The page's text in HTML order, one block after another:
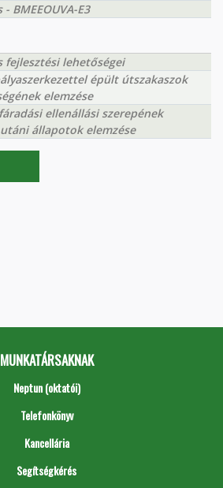
BMEEOUVA-E3
fejlesztési lehetőségei
épült útszakaszok
elemzése
ellenállási szerepének
állapotok elemzése
MUNKATÁRSAKNAK
Neptun (oktatói)
Telefonkönyv
Kancellária
Segítségkérés